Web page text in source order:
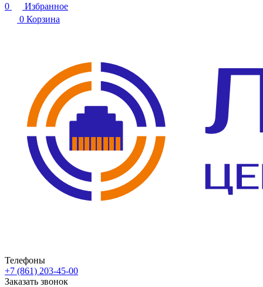
0
Избранное
0 Корзина
Телефоны
+7 (861) 203-45-00
Заказать звонок